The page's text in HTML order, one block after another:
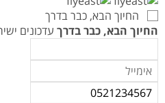
טיסות אל על
המדריך למטייל באיי
המדריך למטייל בזנזיבר
המדריך למטייל ביפן
המדריך למטייל בדובאי
החיוך הבא, כבר בדרך
החיוך הבא, כבר בדרך עדכונים